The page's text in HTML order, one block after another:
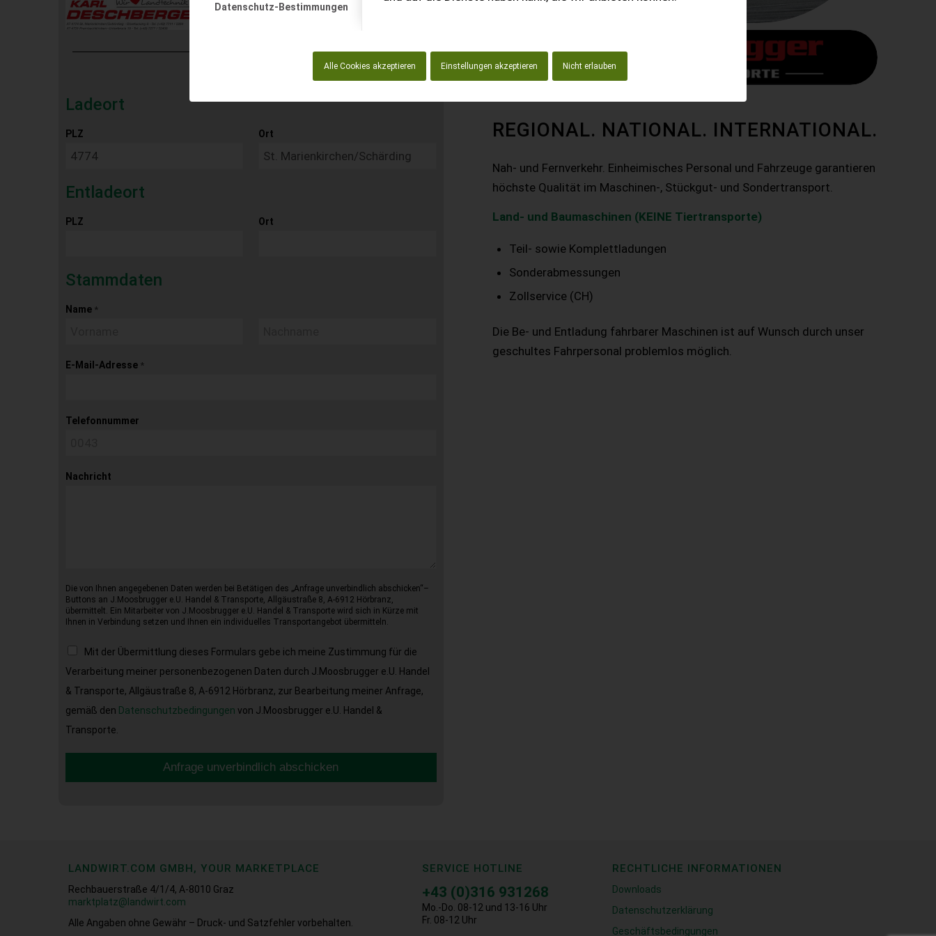
Datenschutz-Bestimmungen
Alle Cookies akzeptieren Einstellungen akzeptieren Nicht erlauben
Ladeort
PLZ Ort
Entladeort
PLZ Ort
Stammdaten
Name *
E-Mail-Adresse *
Telefonnummer
Nachricht
Die von Ihnen angegebenen Daten werden bei Betätigen des „Anfrage unverbindlich abschicken“–
Buttons an J.Moosbrugger e.U. Handel & Transporte, Allgäustraße 8, A-6912 Hörbranz,
übermittelt. Ein Mitarbeiter von J.Moosbrugger e.U. Handel & Transporte wird sich in Kürze mit
Ihnen in Verbindung setzen und Ihnen ein individuelles Transportangebot übermitteln.
Mit der Übermittlung dieses Formulars gebe ich meine Zustimmung für die
Verarbeitung meiner personenbezogenen Daten durch J.Moosbrugger e.U. Handel
& Transporte, Allgäustraße 8, A-6912 Hörbranz, zur Bearbeitung meiner Anfrage,
gemäß den Datenschutzbedingungen von J.Moosbrugger e.U. Handel &
Transporte.
Anfrage unverbindlich abschicken
REGIONAL. NATIONAL. INTERNATIONAL.
Nah- und Fernverkehr. Einheimisches Personal und Fahrzeuge garantieren
höchste Qualität im Maschinen-, Stückgut- und Sondertransport.
Land- und Baumaschinen (KEINE Tiertransporte)
Teil- sowie Komplettladungen
Sonderabmessungen
Zollservice (CH)
Die Be- und Entladung fahrbarer Maschinen ist auf Wunsch durch unser
geschultes Fahrpersonal problemlos möglich.
LANDWIRT.COM GMBH, YOUR MARKETPLACE
Rechbauerstraße 4/1/4, A-8010 Graz
marktplatz@landwirt.com
Alle Angaben ohne Gewähr – Druck- und Satzfehler vorbehalten.
SERVICE HOTLINE
+43 (0)316 931268
Mo.-Do. 08-12 und 13-16 Uhr
Fr. 08-12 Uhr
RECHTLICHE INFORMATIONEN
Downloads
Datenschutzerklärung
Geschäftsbedingungen